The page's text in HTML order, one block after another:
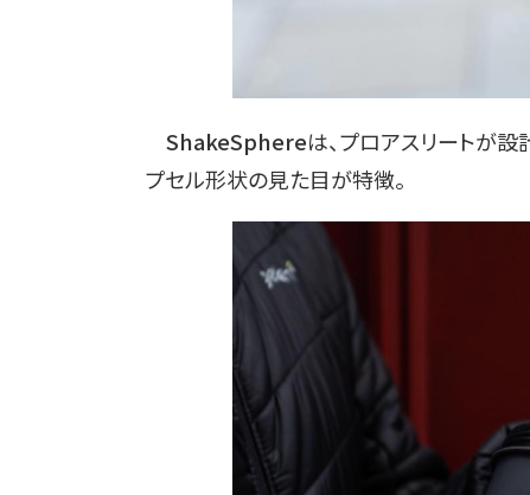
ShakeSphereは、プロアスリートが
プセル形状の見た目が特徴。